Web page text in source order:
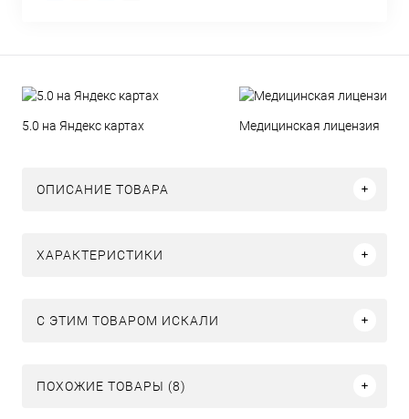
5.0 на Яндекс картах Медицинская лицензия
ОПИСАНИЕ ТОВАРА
ХАРАКТЕРИСТИКИ
C ЭТИМ ТОВАРОМ ИСКАЛИ
ПОХОЖИЕ ТОВАРЫ (8)